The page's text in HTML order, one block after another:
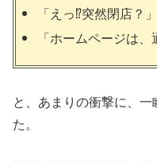
「えっ⁉突然閉店？」
「ホームページは
と、あまりの衝撃に、
た。